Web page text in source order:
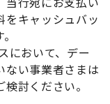
をキャッシュバッ
において、デー
ない事業者さまは
討ください。